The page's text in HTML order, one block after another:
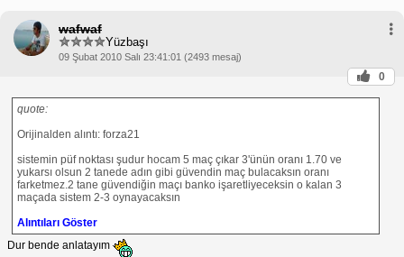
wafwaf
Yüzbaşı
09 Şubat 2010 Salı 23:41:01 (2493 mesaj)
0
quote:
Orijinalden alıntı: forza21
sistemin püf noktası şudur hocam 5 maç çıkar 3'ünün oranı 1.70 ve
yukarsı olsun 2 tanede adın gibi güvendin maç bulacaksın oranı
farketmez.2 tane güvendiğin maçı banko işaretliyeceksin o kalan 3
maçada sistem 2-3 oynayacaksın
Alıntıları Göster
Dur bende anlatayım